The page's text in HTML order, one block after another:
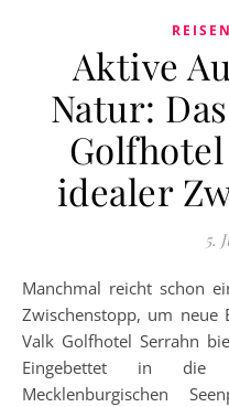
Aktive
Natur:
idealer
5.
Manchmal reicht schon ein Wochenende oder ein kurzer
Zwischenstopp, um neue
Valk Golfhotel Serrahn
Eingebettet in die
Mecklenburgischen